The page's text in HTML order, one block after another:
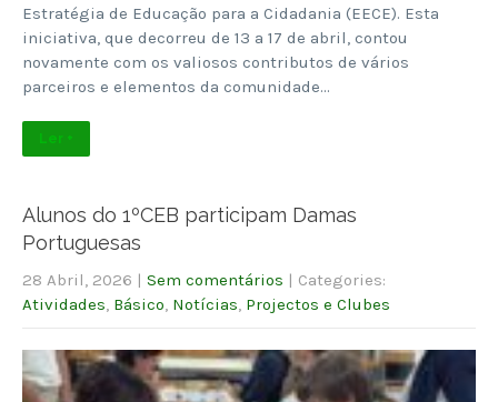
Estratégia de Educação para a Cidadania (EECE). Esta
iniciativa, que decorreu de 13 a 17 de abril, contou
novamente com os valiosos contributos de vários
parceiros e elementos da comunidade…
Ler +
Alunos do 1ºCEB participam Damas
Portuguesas
28 Abril, 2026 | Sem comentários | Categories:
Atividades Básico Notícias Projectos e Clubes